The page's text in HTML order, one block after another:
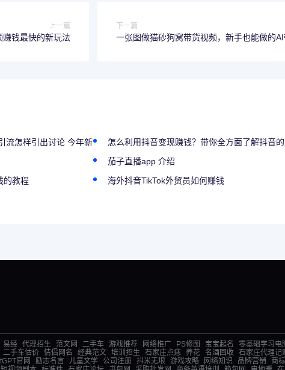
上一篇
钱最快的新玩法
下一篇
一张图做猫砂狗窝带货视频，新手也能做的
流怎样引出讨论 今年新
怎么利用抖音变现赚钱？带你全方面了解抖音
茄子直播app 介绍
的教程
海外抖音TikTok外贸员如何赚钱
易经 代理招生 范文网 二手车 游戏推荐 网络推广 PS修图 宝宝起名 零基础学习电
二手车估价 情侣网名 经典范文 培训招生 石家庄点痣 养花 名酒回收 石家庄代理记
官网 励志名言 儿童文学 公司注册 抖米无垠 游戏攻略 网络知识 品牌营销 商